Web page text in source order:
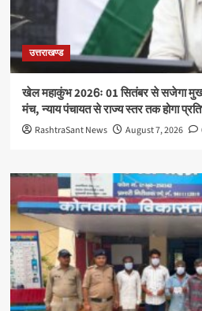
उत्तराखण्ड
खेल महाकुंभ 2026ः 01 सितंबर से सजेगा
मंच, न्याय पंचायत से राज्य स्तर तक होगा
RashtraSant News August 7, 2026